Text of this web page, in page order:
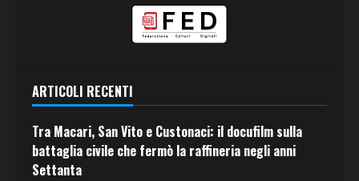
ARTICOLI RECENTI
Tra Macari, San Vito e Custonaci: il docufilm sulla
battaglia civile che fermò la raffineria negli anni
Settanta